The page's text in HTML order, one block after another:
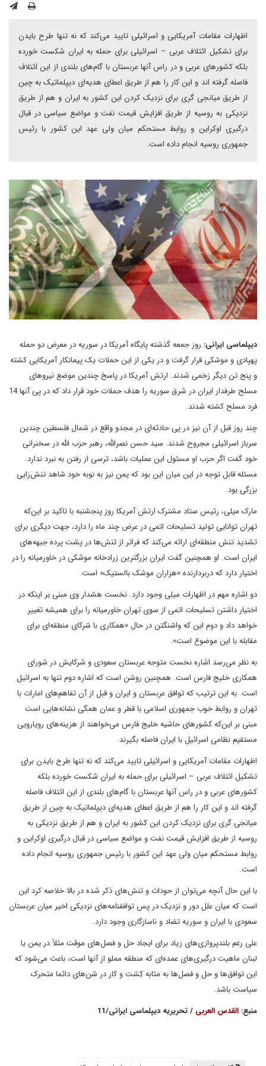
اظهارات مقامات آمریکایی و اسرائیلی تایید می‌کند که نه تنها طرح بایدن
برای تشکیل ائتلاف عربی – اسرائیلی برای حمله به ایران شکست خورده
بلکه کشورهای عربی و در راس آنها عربستان با گام‌های بلندی از این ائتلاف
فاصله گرفته اند و این کار را هم از طریق اعطای هدیه‌ای دیپلماتیک به چین
از طریق میانجی گری برای نزدیک کردن این کشور به ایران و هم از طریق
نزدیکی به روسیه از طریق افزایش قیمت نفت و مواضع سیاسی در قبال
درگیری اوکراین و روابط مستحکم میان ولی عهد این کشور با رئیس
جمهوری روسیه انجام داده است.
دیپلماسی ایرانی: روز جمعه گذشته پایگاه آمریکا در سوریه در معرض دو حمله
پهپادی و موشکی قرار گرفت و در یکی از این حملات یک پیمانکار آمریکایی کشته
و پنج تن دیگر زخمی شدند. ارتش آمریکا در پاسخ چندین موضع نیروهای
مسلح طرفدار ایران در شرق سوریه را هدف حملات خود قرار داد که در پی آ‌نها 14
فرد مسلح کشته شدند.
چند روز قبل از آن نیز در پی حادثه‌ای در مجدو واقع در شمال فلسطین چندین
سرباز اسرائیلی مجروح شدند. سید حسن نصرالله، رهبر حزب الله در سخنرانی
خود گفت اگر حزب او مسئول این عملیات باشد، ترسی از رفتن به نبرد ندارد.
مسئله قابل توجه در این میان این بود که یمن نیز به نوبه خود شاهد تنش‌زایی
بزرگی بود.
مارک میلی، رئیس ستاد مشترک ارتش آمریکا روز پنجشنبه با تاکید بر این‌که
تهران توانایی تولید تسلیحات اتمی در عرض چند ماه را دارد، جهت دیگری برای
تشدید تنش منطقه‌ای ارائه می‌کند که فراتر از تنش‌ها در پشت پرده جبهه‌های
ایران است. او همچنین گفت ایران بزرگترین زرادخانه موشکی در خاورمیانه را در
اختیار دارد که دربردارنده «هزاران موشک بالستیک» است.
دو اشاره مهم در اظهارات میلی وجود دارد. نخست هشدار وی مبنی بر اینکه در
اختیار داشتن تسلیحات اتمی از سوی تهران خاورمیانه را برای همیشه تغییر
خواهد داد و دوم این که واشنگتن در حال «همکاری با شرکای منطقه‌ای برای
مقابله با این موضوع است».
به نظر می‌رسد اشاره نخست متوجه عربستان سعودی و شرکایش در شورای
همکاری خلیج فارس است. همچنین روشن است که اشاره دوم تنها به اسرائیل
است. به این ترتیب که توافق عربستان و ایران و قبل از آن تفاهم‌های امارات با
تهران و روابط خوب جمهوری اسلامی با قطر و عمان همگی نشانه‌هایی است
مبنی بر این‌که کشورهای حاشیه خلیج فارس می‌خواهند از هزینه‌های رویارویی
مستقیم نظامی اسرائیل با ایران فاصله بگیرند.
اظهارات مقامات آمریکایی و اسرائیلی تایید می‌کند که نه تنها طرح بایدن برای
تشکیل ائتلاف عربی – اسرائیلی برای حمله به ایران شکست خورده بلکه
کشورهای عربی و در راس آنها عربستان با گام‌های بلندی از این ائتلاف فاصله
گرفته اند و این کار را هم از طریق اعطای هدیه‌ای دیپلماتیک به چین از طریق
میانجی گری برای نزدیک کردن این کشور به ایران و هم از طریق نزدیکی به
روسیه از طریق افزایش قیمت نفت و مواضع سیاسی در قبال درگیری اوکراین و
روابط مستحکم میان ولی عهد این کشور با رئیس جمهوری روسیه انجام داده
است.
با این حال آنچه می‌توان از حوداث و تنش‌های ذکر شده در بالا خلاصه کرد این
است که میان علل دور و نزدیک در پس توافقنامه‌های نزدیکی اخیر میان عربستان
سعودی با ایران و سوریه تضاد و ناسازگاری وجود دارد.
علی رغم بلندپروازی‌های زیاد برای ایجاد حل و فصل‌های موقت مثلاً در یمن یا
لبنان ماهیت درگیری‌های عمده‌ای که منطقه مملو از آنها است، باعث می‌شود که
این توافق‌ها و حل و فصل‌ها به مثابه کِشت و کار در شن‌های دائما متحرک
سیاست باشد.
منبع: القدس العربی / تحریریه دیپلماسی ایرانی/11